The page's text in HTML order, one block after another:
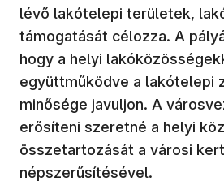
lévő lakótelepi területek,
támogatását célozza. A
hogy a helyi
együttműködve a lakótelepi
minősége javuljon. A
erősíteni szeretné a helyi
összetartozását a városi
népszerűsítésével.